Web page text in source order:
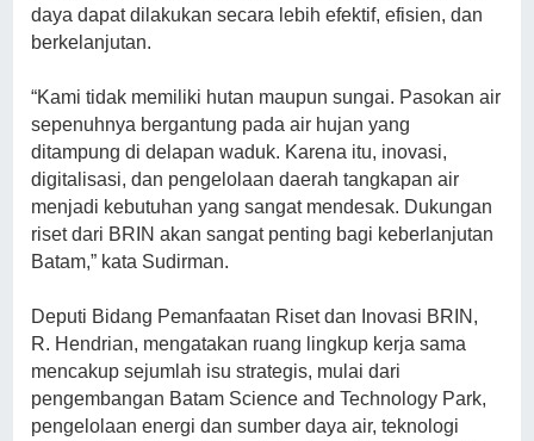
daya dapat dilakukan secara lebih efektif, efisien, dan
berkelanjutan.
“Kami tidak memiliki hutan maupun sungai. Pasokan air
sepenuhnya bergantung pada air hujan yang
ditampung di delapan waduk. Karena itu, inovasi,
digitalisasi, dan pengelolaan daerah tangkapan air
menjadi kebutuhan yang sangat mendesak. Dukungan
riset dari BRIN akan sangat penting bagi keberlanjutan
Batam,” kata Sudirman.
Deputi Bidang Pemanfaatan Riset dan Inovasi BRIN,
R. Hendrian, mengatakan ruang lingkup kerja sama
mencakup sejumlah isu strategis, mulai dari
pengembangan Batam Science and Technology Park,
pengelolaan energi dan sumber daya air, teknologi